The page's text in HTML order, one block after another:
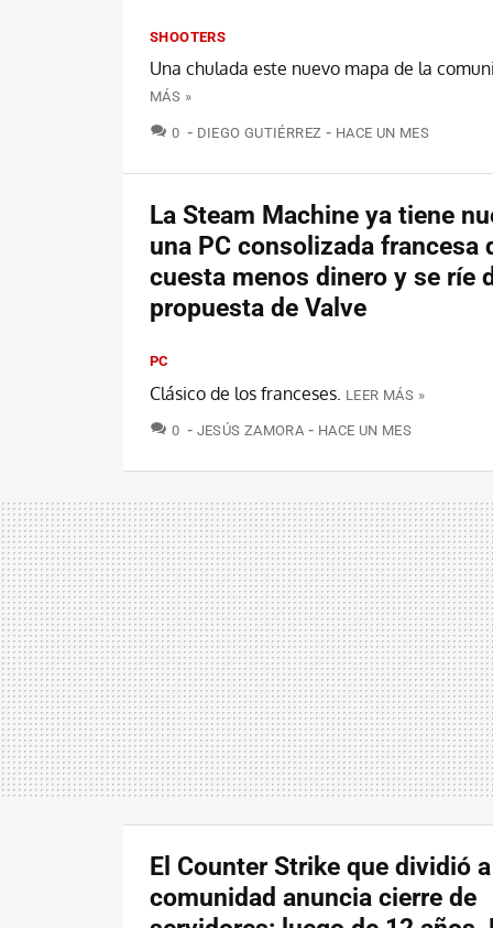
SHOOTERS
Una chulada este nuevo mapa de la
MÁS »
0 COMENTARIOS
DIEGO GUTIÉRREZ HACE UN MES
La Steam Machine ya tiene
una PC consolizada francesa
cuesta menos dinero y se ríe
propuesta de Valve
PC
Clásico de los franceses. LEER MÁS »
0 COMENTARIOS
JESÚS ZAMORA HACE UN MES
El Counter Strike que dividió
comunidad anuncia cierre de